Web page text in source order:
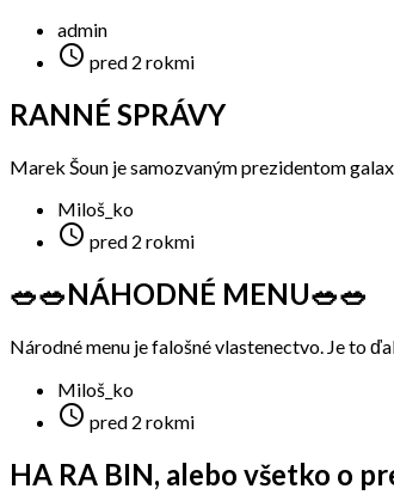
admin
 pred 2 rokmi
RANNÉ SPRÁVY
Marek Šoun je samozvaným prezidentom
Miloš_ko
 pred 2 rokmi
🥗🥗NÁHODNÉ MENU🥗🥗
Národné menu je falošné vlastenectvo. Je to
Miloš_ko
 pred 2 rokmi
HA RA BIN, alebo všetko o